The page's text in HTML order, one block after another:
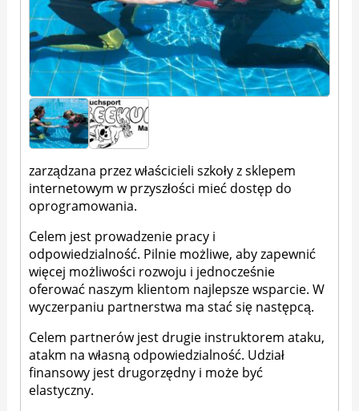
zarządzana przez właścicieli szkoły z sklepem
internetowym w przyszłości mieć dostęp do
oprogramowania.
Celem jest prowadzenie pracy i
odpowiedzialność. Pilnie możliwe, aby zapewnić
więcej możliwości rozwoju i jednocześnie
oferować naszym klientom najlepsze wsparcie. W
wyczerpaniu partnerstwa ma stać się następcą.
Celem partnerów jest drugie instruktorem ataku,
atakm na własną odpowiedzialność. Udział
finansowy jest drugorzędny i może być
elastyczny.